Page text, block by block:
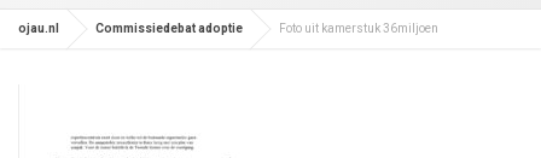
ojau.nl Commissiedebat adoptie Foto uit kamerstuk 36miljoen